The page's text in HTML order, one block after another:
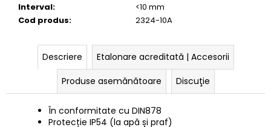
Interval:
<10 mm
Cod produs: 2324-10A
Descriere
Etalonare acreditată | Accesorii
Produse asemănătoare
Discuţie
În conformitate cu DIN878
Protecție IP54 (la apă și praf)